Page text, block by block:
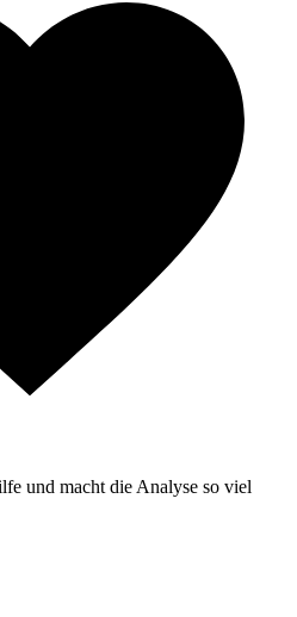
und macht die Analyse so viel